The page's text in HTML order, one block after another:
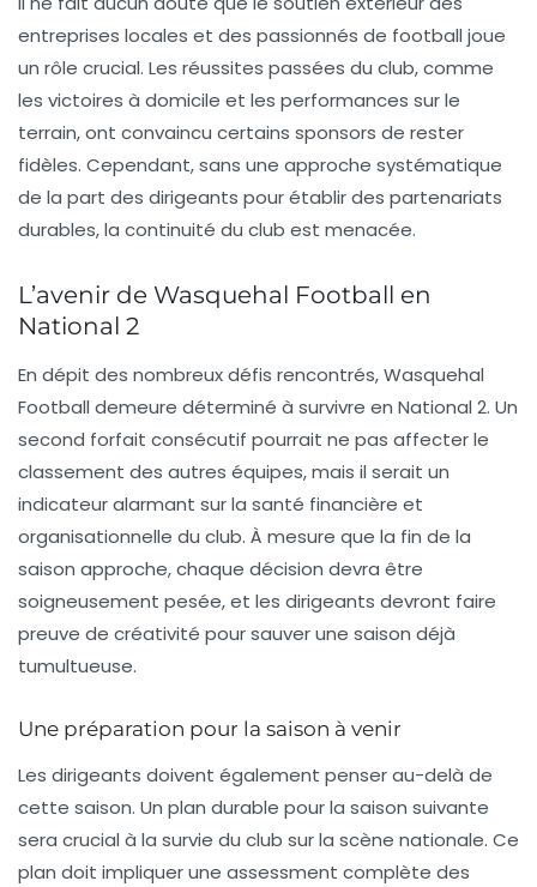
entreprises locales et des passionnés de football joue
un rôle crucial. Les réussites passées du club, comme
les victoires à domicile et les performances sur le
terrain, ont convaincu certains sponsors de rester
fidèles. Cependant, sans une approche systématique
de la part des dirigeants pour établir des partenariats
durables, la continuité du club est menacée.
L’avenir de Wasquehal Football en
National 2
En dépit des nombreux défis rencontrés,Wasquehal
Football demeure déterminé à survivre en National 2. Un
second forfait consécutif pourrait ne pas affecter le
classement des autres équipes, mais il serait un
indicateur alarmant sur la santé financière et
organisationnelle du club. À mesure que la fin de la
saison approche, chaque décision devra être
soigneusement pesée, et les dirigeants devront faire
preuve de créativité pour sauver une saison déjà
tumultueuse.
Une préparation pour la saison à venir
Les dirigeants doivent également penser au-delà de
cette saison. Un plan durable pour la saison suivante
sera crucial à la survie du club sur la scène nationale. Ce
plan doit impliquer une assessment complète des